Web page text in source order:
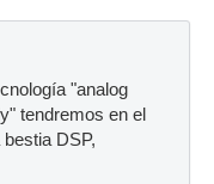
"analog
tendremos en el
DSP,